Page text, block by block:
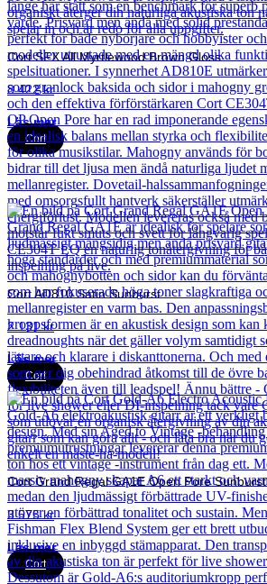
Cort SFX All Myrtlewood Brown Gloss
8 422kr
Läs mer
Cort
Cort AD810 Satin Sunburst
2 131kr
Läs mer
Cort
Cort Grand Regal GA1E Open Pore Sunburst
3 575kr
Läs mer
Cort